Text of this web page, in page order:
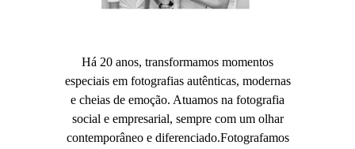
Há 20 anos, transformamos momentos
especiais em fotografias autênticas, modernas
e cheias de emoção. Atuamos na fotografia
social e empresarial, sempre com um olhar
contemporâneo e diferenciado.Fotografamos